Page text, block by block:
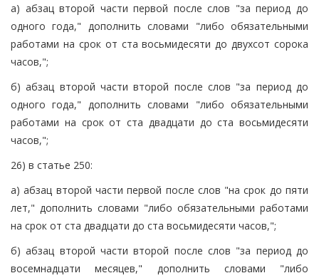
а) абзац второй части первой после слов "за период до
одного года," дополнить словами "либо обязательными
работами на срок от ста восьмидесяти до двухсот сорока
часов,";
б) абзац второй части второй после слов "за период до
одного года," дополнить словами "либо обязательными
работами на срок от ста двадцати до ста восьмидесяти
часов,";
26) в статье 250:
а) абзац второй части первой после слов "на срок до пяти
лет," дополнить словами "либо обязательными работами
на срок от ста двадцати до ста восьмидесяти часов,";
б) абзац второй части второй после слов "за период до
восемнадцати месяцев," дополнить словами "либо